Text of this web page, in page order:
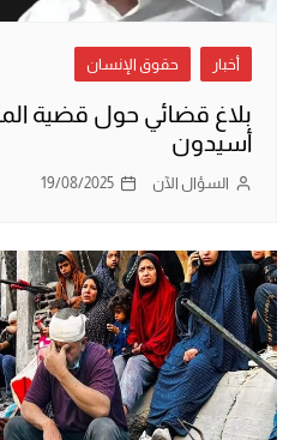
أخبار حقوق الإنسان
بلاغ قضائي حول قضية
أسيدون
السؤال الآن 19/08/2025